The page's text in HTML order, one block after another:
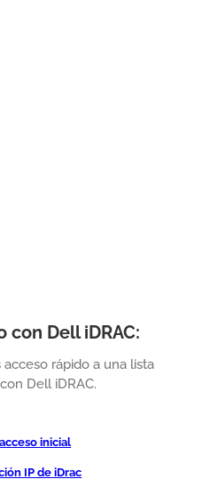
Dell iDRAC:
rápido a una lista
Dell iDRAC.
inicial
IP de iDrac